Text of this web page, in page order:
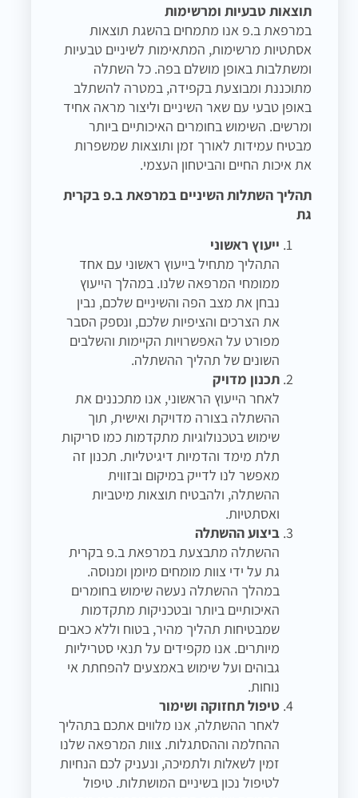
תוצאות טבעיות ומרשימות
במרפאת ב.פ אנו מתמחים בהשגת תוצאות
אסתטיות מרשימות, המתאימות לשיניים טבעיות
ומשתלבות באופן מושלם בפה. כל השתלה
מתוכננת ומבוצעת בקפידה, במטרה להשתלב
באופן טבעי עם שאר השיניים וליצור מראה אחיד
ומרשים. השימוש בחומרים האיכותיים ביותר
מבטיח עמידות לאורך זמן ותוצאות שמשפרות
את איכות החיים והביטחון העצמי.
תהליך השתלות השיניים במרפאת ב.פ בקרית
גת
ייעוץ ראשוני
התהליך מתחיל בייעוץ ראשוני עם אחד
ממומחי המרפאה שלנו. במהלך הייעוץ
נבחן את מצב הפה והשיניים שלכם, נבין
את הצרכים והציפיות שלכם, ונספק הסבר
מפורט על האפשרויות הקיימות והשלבים
השונים של תהליך ההשתלה.
תכנון מדויק
לאחר הייעוץ הראשוני, אנו מתכננים את
ההשתלה בצורה מדויקת ואישית, תוך
שימוש בטכנולוגיות מתקדמות כמו סריקות
תלת מימד והדמיות דיגיטליות. תכנון זה
מאפשר לנו לדייק במיקום ובזווית
ההשתלה, ולהבטיח תוצאות מיטביות
ואסתטיות.
ביצוע ההשתלה
ההשתלה מתבצעת במרפאת ב.פ בקרית
גת על ידי צוות מומחים מיומן ומנוסה.
במהלך ההשתלה נעשה שימוש בחומרים
האיכותיים ביותר ובטכניקות מתקדמות
שמבטיחות תהליך מהיר, בטוח וללא כאבים
מיותרים. אנו מקפידים על תנאי סטריליות
גבוהים ועל שימוש באמצעים להפחתת אי
נוחות.
טיפול תחזוקה ושימור
לאחר ההשתלה, אנו מלווים אתכם בתהליך
ההחלמה וההסתגלות. צוות המרפאה שלנו
זמין לשאלות ולתמיכה, ונעניק לכם הנחיות
לטיפול נכון בשיניים המושתלות. טיפול